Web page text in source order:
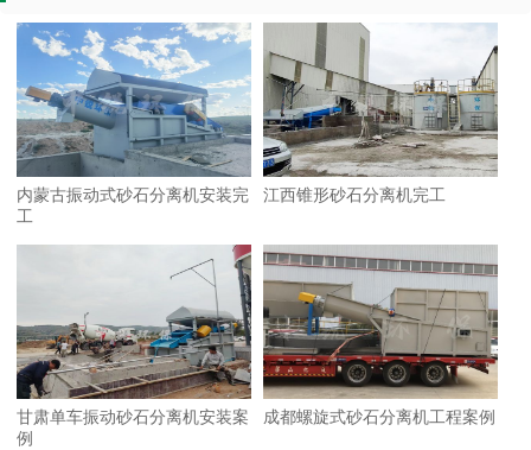
内蒙古振动式砂石分离机安装完
工
江西锥形砂石分离机完工
甘肃单车振动砂石分离机安装案
例
成都螺旋式砂石分离机工程案例